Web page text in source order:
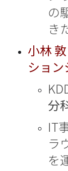
の
き
小林
ショ
分
IT
ラ
を